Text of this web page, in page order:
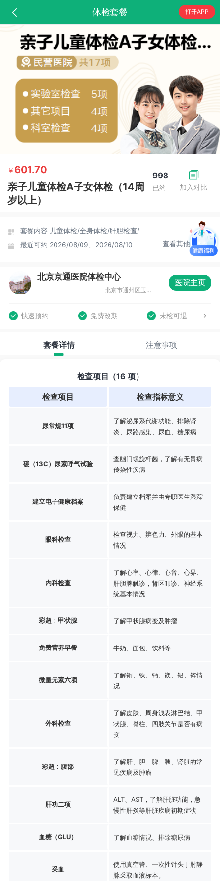
体检套餐 打开APP
加入对比
998
已约
￥ 601.70
亲子儿童体检A子女体检（14周
岁以上）
套餐内容 儿童体检/全身体检/肝胆检查/
最近可约 2026/08/09、2026/08/10 查看其他时间
北京京通医院体检中心
北京市通州区玉带河大街6号
医院主页
快速预约 免费改期 未检可退
套餐详情 注意事项
检查项目（16 项）
检查项目 检查指标意义
尿常规11项
了解泌尿系代谢功能、排除肾
炎、尿路感染、尿血、糖尿病
碳（13C）尿素呼气试验
查幽门螺旋杆菌，了解有无胃病
传染性疾病
建立电子健康档案
负责建立档案并由专职医生跟踪
保健
眼科检查
检查视力、辨色力、外眼的基本
情况
内科检查
了解心率、心律、心音、心界、
肝胆脾触诊，肾区叩诊、神经系
统基本情况
彩超：甲状腺 了解甲状腺病变及肿瘤
免费营养早餐 牛奶、面包、饮料等
微量元素六项
了解铜、铁、钙、镁、铅、锌情
况
外科检查
了解皮肤、周身浅表淋巴结、甲
状腺、脊柱、四肢关节是否有病
变
彩超：腹部
了解肝、胆、脾、胰、肾脏的常
见疾病及肿瘤
肝功二项
ALT、AST，了解肝脏功能，急
慢性肝炎等肝脏疾病初期症状
血糖（GLU） 了解血糖情况、排除糖尿病
采血
使用真空管、一次性针头于肘静
脉采取血液标本。